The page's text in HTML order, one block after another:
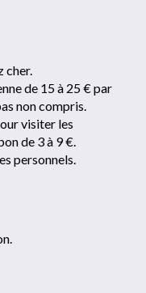
cher.
de 15 à 25 € par
non compris.
visiter les
de 3 à 9 €.
personnels.